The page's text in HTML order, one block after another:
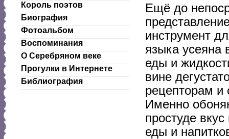
Король поэтов
Биография
Фотоальбом
Воспоминания
О Серебряном веке
Прогулки в Интернете
Библиография
Ещё до
инструмент
языка усеяна
еды и
вине
рецепторам и
Именно
простуде
еды и